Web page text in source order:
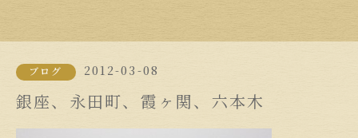
ブログ 2012-03-08
銀座、永田町、霞ヶ関、六本木